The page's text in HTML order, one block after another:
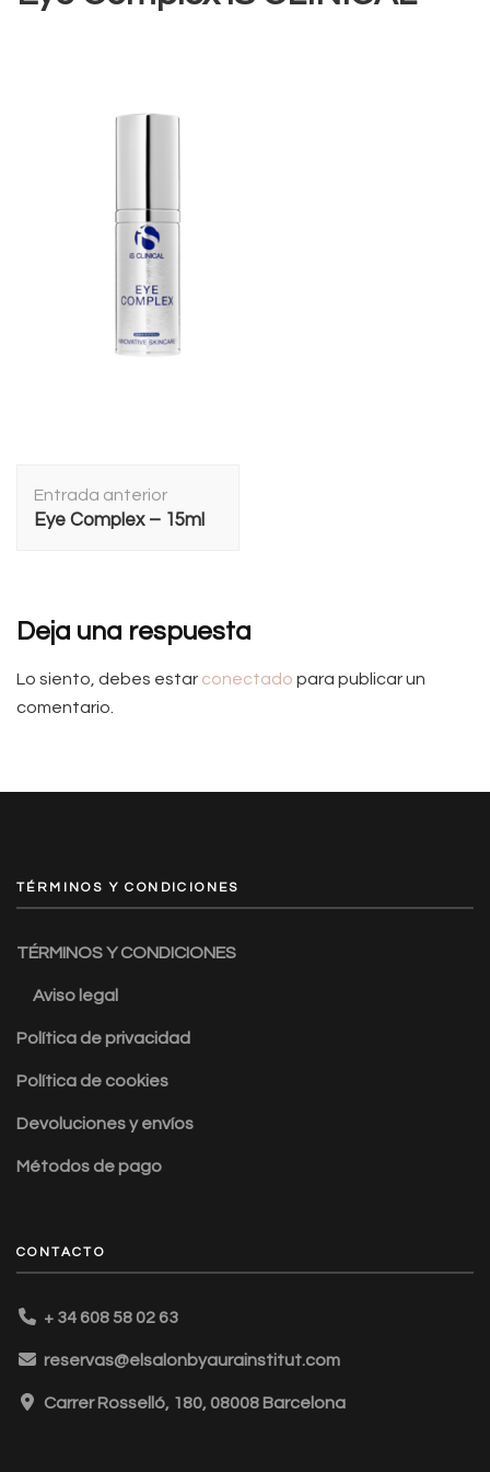
de
entradas
Entrada anterior
Eye Complex – 15ml
Deja una respuesta
Lo siento, debes estar conectado para publicar un
comentario.
TÉRMINOS Y CONDICIONES
TÉRMINOS Y CONDICIONES
Aviso legal
Política de privacidad
Política de cookies
Devoluciones y envíos
Métodos de pago
CONTACTO
+ 34 608 58 02 63
reservas@elsalonbyaurainstitut.com
Carrer Rosselló, 180, 08008 Barcelona